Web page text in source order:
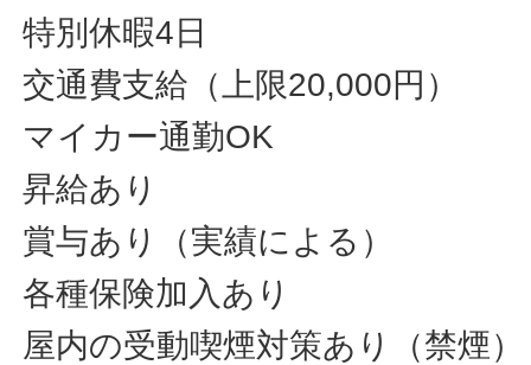
特別休暇4日
交通費支給（上限20,000円）
マイカー通勤OK
昇給あり
賞与あり（実績による）
各種保険加入あり
屋内の受動喫煙対策あり（禁煙）